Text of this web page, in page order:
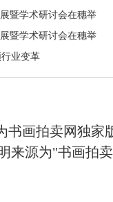
暨学术研讨会在穗举
暨学术研讨会在穗举
业变革
书画拍卖网独家
来源为"书画拍